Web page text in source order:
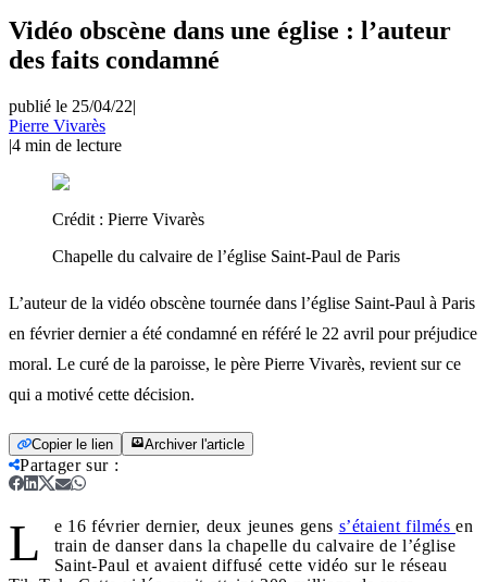
Vidéo obscène dans une église : l’auteur
des faits condamné
publié le 25/04/22|
Pierre Vivarès
|4 min de lecture
Crédit : Pierre Vivarès
Chapelle du calvaire de l’église Saint-Paul de Paris
L’auteur de la vidéo obscène tournée dans l’église Saint-Paul à Paris
en février dernier a été condamné en référé le 22 avril pour préjudice
moral. Le curé de la paroisse, le père Pierre Vivarès, revient sur ce
qui a motivé cette décision.
Copier le lien Archiver l'article
Partager sur:
L e 16 février dernier, deux jeunes gens s’étaient filmés en
train de danser dans la chapelle du calvaire de l’église
Saint-Paul et avaient diffusé cette vidéo sur le réseau